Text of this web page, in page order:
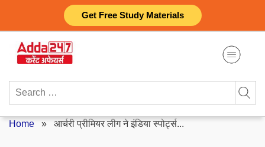
Get Free Study Materials
content
Search
Home » आर्चरी प्रीमियर लीग ने इंडिया स्पोर्ट्स...